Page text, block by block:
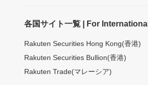
各国サイト一覧 | For International
Rakuten Securities Hong Kong(香港)
Rakuten Securities Bullion(香港)
Rakuten Trade(マレーシア)